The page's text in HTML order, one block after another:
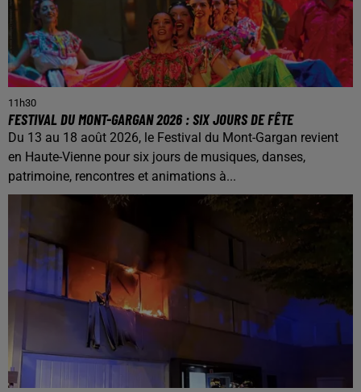
11h30
FESTIVAL DU MONT-GARGAN 2026 : SIX JOURS DE FÊTE
Du 13 au 18 août 2026, le Festival du Mont-Gargan revient
en Haute-Vienne pour six jours de musiques, danses,
patrimoine, rencontres et animations à...